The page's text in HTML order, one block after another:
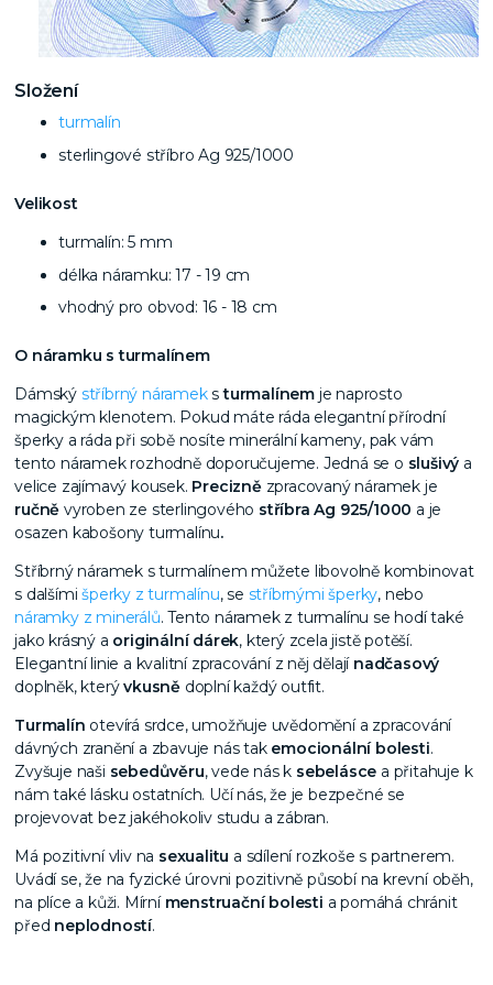
Složení
turmalín
sterlingové stříbro Ag 925/1000
Velikost
turmalín: 5 mm
délka náramku: 17 - 19 cm
vhodný pro obvod: 16 - 18 cm
O náramku s turmalínem
Dámský stříbrný nárameksturmalínemje naprosto
magickým klenotem. Pokud máte ráda elegantní přírodní
šperky a ráda při sobě nosíte minerální kameny, pak vám
tento náramek rozhodně doporučujeme. Jedná se o slušivý a
velice zajímavý kousek. Preciznězpracovaný náramek je
ručně vyroben ze sterlingového stříbra Ag 925/1000 a je
osazen kabošony turmalínu.
Stříbrný náramek s turmalínem můžete libovolně kombinovat
s dalšímišperky z turmalínu, se stříbrnými šperky, nebo
náramky z minerálů. Tento náramek z turmalínu se hodí také
jako krásný a originální dárek, který zcela jistě potěší.
Elegantní linie a kvalitní zpracování z něj dělají nadčasový
doplněk, kterývkusnědoplní každý outfit.
Turmalín otevírá srdce, umožňuje uvědomění a zpracování
dávných zranění a zbavuje nás tak emocionální bolesti.
Zvyšuje naši sebedůvěru, vede nás k sebelásce a přitahuje k
nám také lásku ostatních. Učí nás, že je bezpečné se
projevovat bez jakéhokoliv studu a zábran.
Má pozitivní vliv na sexualitu a sdílení rozkoše s partnerem.
Uvádí se, že na fyzické úrovni pozitivně působí na krevní oběh,
na plíce a kůži. Mírní menstruační bolesti a pomáhá chránit
před neplodností.